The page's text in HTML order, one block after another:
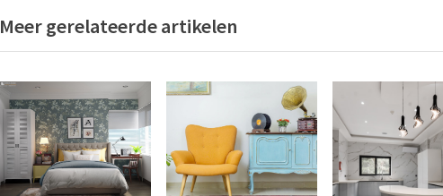
i
o
s
P
o
s
o
:
Meer gerelateerde artikelen